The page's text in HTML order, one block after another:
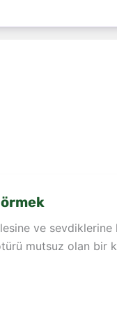
ve sevdiklerine
mutsuz olan bir